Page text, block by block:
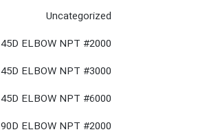
Uncategorized
45D ELBOW NPT #2000
45D ELBOW NPT #3000
45D ELBOW NPT #6000
90D ELBOW NPT #2000